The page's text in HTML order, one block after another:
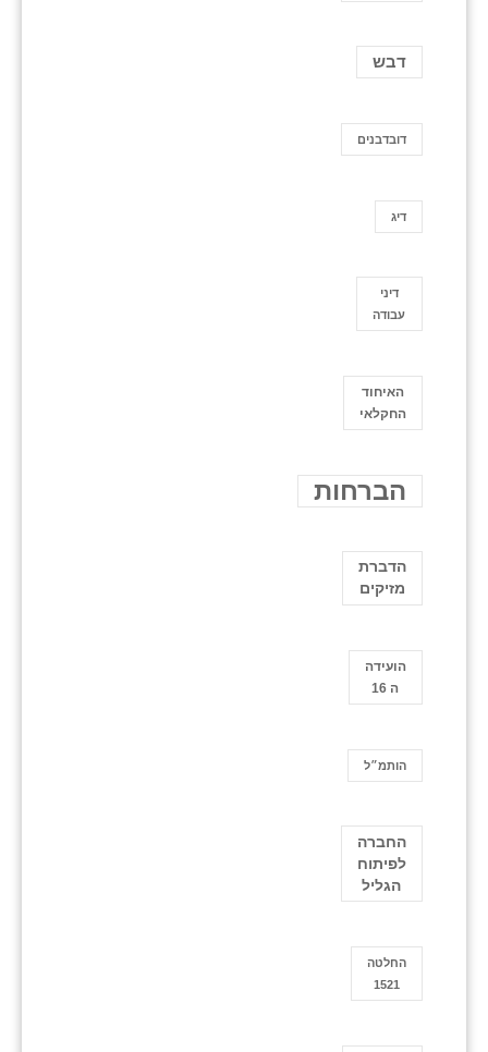
דבש
דובדבנים
דיג
דיני
עבודה
האיחוד
החקלאי
הברחות
הדברת
מזיקים
הועידה
ה 16
הותמ״ל
החברה
לפיתוח
הגליל
החלטה
1521